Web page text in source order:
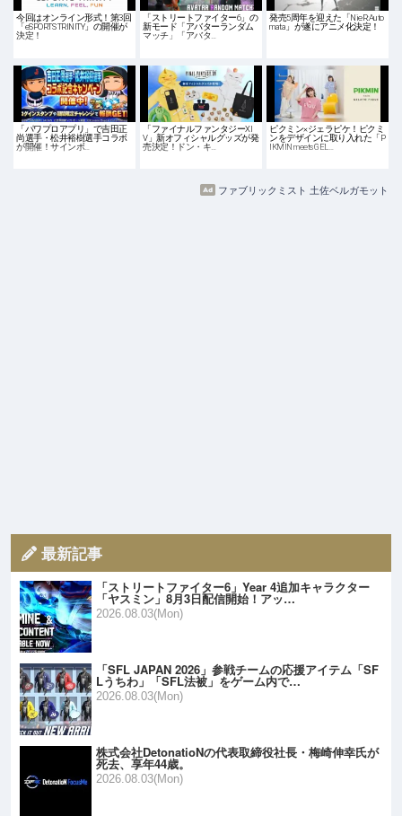
今回はオンライン形式！第3回
「eSPORTS TRINITY」の開催が
決定！
「ストリートファイター6」の
新モード「アバターランダム
マッチ」「アバタ…
発売5周年を迎えた「NieR:Auto
mata」が遂にアニメ化決定！
「パワプロアプリ」で吉田正
尚選手・松井裕樹選手コラボ
が開催！サインボ…
「ファイナルファンタジーXI
V」新オフィシャルグッズが発
売決定！ドン・キ…
ピクミン×ジェラピケ！ピクミ
ンをデザインに取り入れた「P
IKMIN meets GEL…
ファブリックミスト 土佐ベルガモット
最新記事
「ストリートファイター6」Year 4追加キャラクター
「ヤスミン」8月3日配信開始！アッ…
2026.08.03(Mon)
「SFL JAPAN 2026」参戦チームの応援アイテム「SF
Lうちわ」「SFL法被」をゲーム内で…
2026.08.03(Mon)
株式会社DetonatioNの代表取締役社長・梅崎伸幸氏が
死去、享年44歳。
2026.08.03(Mon)